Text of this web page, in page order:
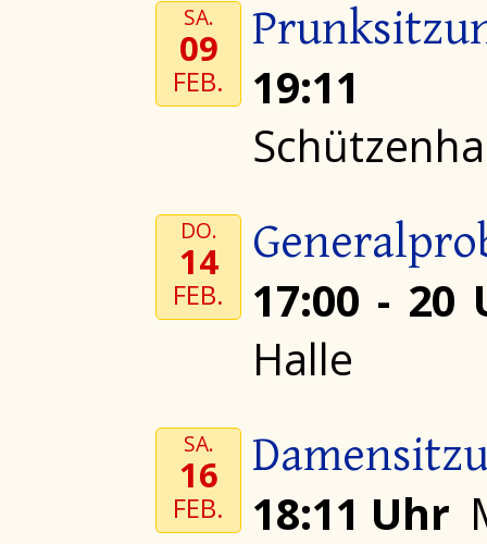
SA.
09
FEB.
DO.
14
FEB.
17:00 - 20
Halle
SA.
16
FEB. 18:11 Uhr